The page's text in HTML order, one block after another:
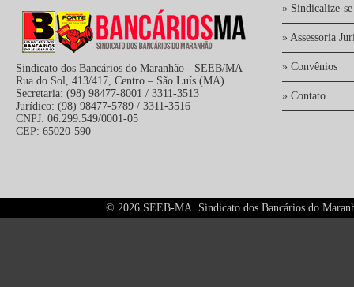
Sindicato dos Bancários do Maranhão - SEEB/MA
Rua do Sol, 413/417, Centro – São Luís (MA)
Secretaria: (98) 98477-8001 / 3311-3513
Jurídico: (98) 98477-5789 / 3311-3516
CNPJ: 06.299.549/0001-05
CEP: 65020-590
» Sindicalize-se
» Assessoria
» Convênios
» Contato
© 2026 SEEB-MA. Sindicato dos Bancários do